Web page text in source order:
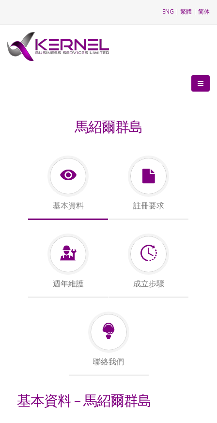
ENG | 繁體 | 简体
馬紹爾群島
基本資料 註冊要求
週年維護 成立步驟
聯絡我們
基本資料 – 馬紹爾群島